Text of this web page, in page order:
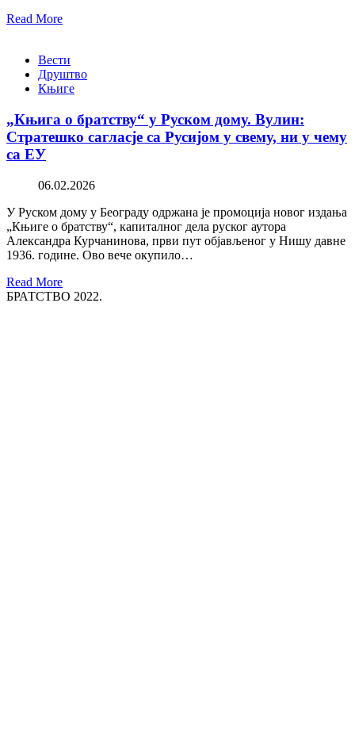
Read More
Вести
Друштво
Књиге
„Књига о братству“ у Руском дому. Вулин:
Стратешко сагласје са Русијом у свему, ни у чему
са ЕУ
06.02.2026
У Руском дому у Београду одржана је промоција новог издања
„Књиге о братству“, капиталног дела руског аутора
Александра Курчанинова, први пут објављеног у Нишу давне
1936. године. Ово вече окупило…
Read More
БРАТСТВО 2022.